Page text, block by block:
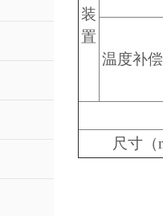
装
置
温度补偿
尺寸（